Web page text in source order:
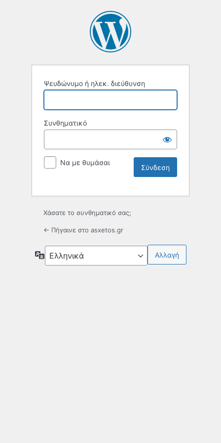
Ψευδώνυμο ή ηλεκ. διεύθυνση
Συνθηματικό
Να με θυμάσαι
Χάσατε το συνθηματικό σας;
← Πήγαινε στο asxetos.gr
Γλώσσα